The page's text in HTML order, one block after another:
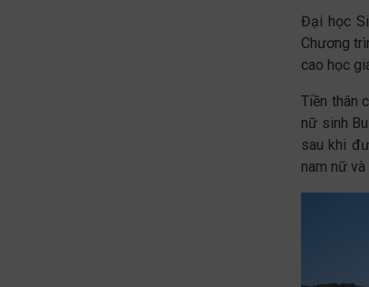
Đại học
Chương
cao học
Tiền thân
nữ sinh
sau khi
nam nữ